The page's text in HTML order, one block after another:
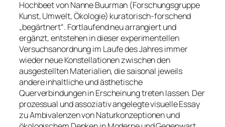
Hochbeet von Nanne Buurman (Forschungsgruppe
Kunst, Umwelt, Ökologie) kuratorisch-forschend
„begärtnert“. Fortlaufend neu arrangiert und
ergänzt, entstehen in dieser experimentellen
Versuchsanordnung im Laufe des Jahres immer
wieder neue Konstellationen zwischen den
ausgestellten Materialien, die saisonal jeweils
andere inhaltliche und ästhetische
Querverbindungen in Erscheinung treten lassen. Der
prozessual und assoziativ angelegte visuelle Essay
zu Ambivalenzen von Naturkonzeptionen und